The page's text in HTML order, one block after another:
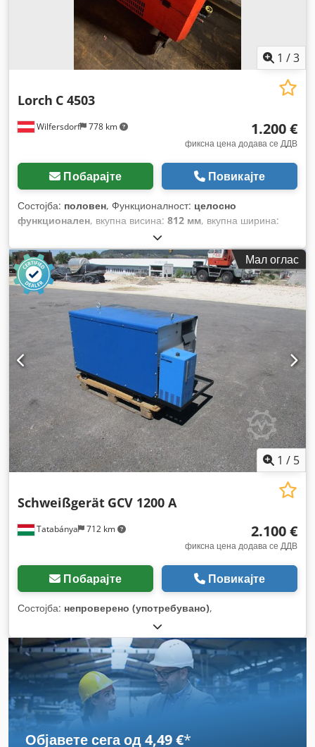
1 /3
Wilfersdorf 778 km
Lorch C 4503
1.200 €
фиксна цена додава се ДДВ
Побарајте Повикајте
Состојба: половен, Функционалност: целосно
функционален, вкупна висина: 812 мм, вкупна ширина:
1.116 мм
должина на заземувачкиот кабел:4.000 мм, вкупна тежина:
97 кг, тип на ладење:воздух, должина на пакетот на
црева:4.000 мм, влезен струја:450 A, влезна фреквенција:
50 Hz , континуирана моќ:22 kW (29,91 коњски сили)
Опрема:Достапна табличка со податоци
Мал оглас
1 / 5
Tatabánya 712 km
Schweißgerät GCV 1200 A
2.100 €
фиксна цена додава се ДДВ
Побарајте Повикајте
Состојба: непроверено (употребувано),
Објавете сега од 4,49 €*